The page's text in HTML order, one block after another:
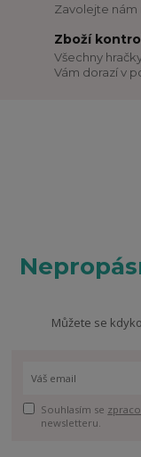
Zavolejte nám
Zboží
Všechny
Vám dorazí v
Můžete se
Souhlasím se
newsletteru.